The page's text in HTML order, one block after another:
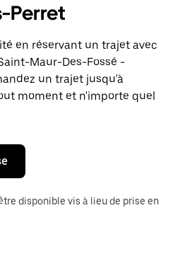
Perret
en réservant un trajet avec
Maur-Des-Fossé -
un trajet jusqu'à
moment et n'importe quel
disponible vis à lieu de prise en